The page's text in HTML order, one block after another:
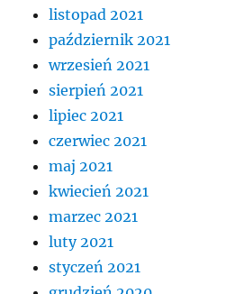
listopad 2021
październik 2021
wrzesień 2021
sierpień 2021
lipiec 2021
czerwiec 2021
maj 2021
kwiecień 2021
marzec 2021
luty 2021
styczeń 2021